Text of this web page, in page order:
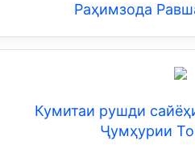
Раҳимзода
Кумитаи рушди
Ҷумҳурии